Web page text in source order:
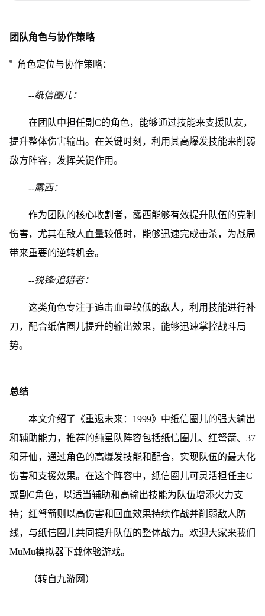
团队角色与协作策略
角色定位与协作策略：
--纸信圈儿：
在团队中担任副C的角色，能够通过技能来支援队友，
提升整体伤害输出。在关键时刻，利用其高爆发技能来削弱
敌方阵容，发挥关键作用。
--露西：
作为团队的核心收割者，露西能够有效提升队伍的克制
伤害，尤其在敌人血量较低时，能够迅速完成击杀，为战局
带来重要的逆转机会。
--锐锋/追猎者：
这类角色专注于追击血量较低的敌人，利用技能进行补
刀，配合纸信圈儿提升的输出效果，能够迅速掌控战斗局
势。
总结
本文介绍了《重返未来：1999》中纸信圈儿的强大输出
和辅助能力，推荐的纯星队阵容包括纸信圈儿、红弩箭、37
和牙仙，通过角色的高爆发技能和配合，实现队伍的最大化
伤害和支援效果。在这个阵容中，纸信圈儿可灵活担任主C
或副C角色，以适当辅助和高输出技能为队伍增添火力支
持；红弩箭则以高伤害和回血效果持续作战并削弱敌人防
线，与纸信圈儿共同提升队伍的整体战力。欢迎大家来我们
MuMu模拟器下载体验游戏。
（转自九游网）